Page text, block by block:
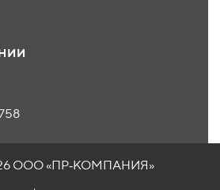
ООО «ПР‑КОМПАНИЯ»